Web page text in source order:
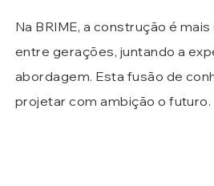
Na BRIME, a construção é
entre gerações, juntando a
abordagem. Esta fusão de
projetar com ambição o futuro.